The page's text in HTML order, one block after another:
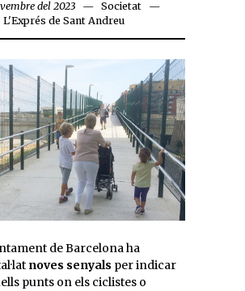
del 2023
Societat
L'Exprés de Sant Andreu
noves senyals per indicar
punts on els ciclistes o